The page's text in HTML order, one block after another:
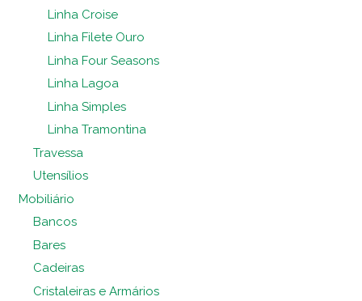
Linha Croise
Linha Filete Ouro
Linha Four Seasons
Linha Lagoa
Linha Simples
Linha Tramontina
Travessa
Utensílios
Mobiliário
Bancos
Bares
Cadeiras
Cristaleiras e Armários